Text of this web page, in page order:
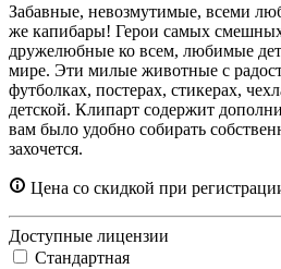
Забавные, невозмутимые, всеми
же капибары! Герои самых
дружелюбные ко всем, любимые
мире. Эти милые животные с
футболках, постерах, стикерах,
детской. Клипарт содержит
вам было удобно собирать
захочется.
Цена со скидкой при
Доступные лицензии
Стандартная